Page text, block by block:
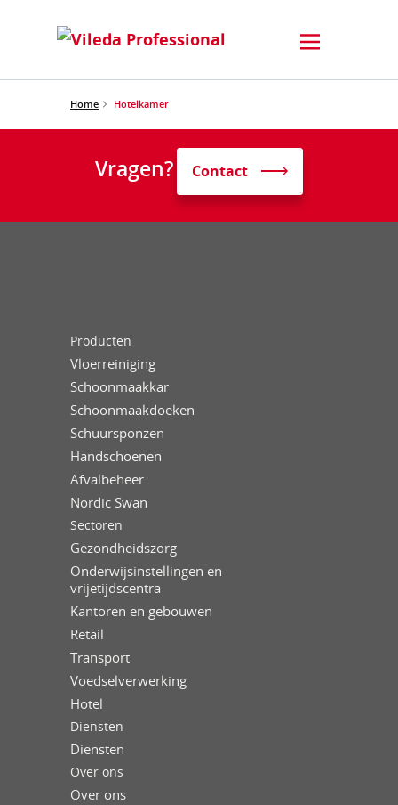
Home Hotelkamer
Vragen? Contact
Producten
Vloerreiniging
Schoonmaakkar
Schoonmaakdoeken
Schuursponzen
Handschoenen
Afvalbeheer
Nordic Swan
Sectoren
Gezondheidszorg
Onderwijsinstellingen en
vrijetijdscentra
Kantoren en gebouwen
Retail
Transport
Voedselverwerking
Hotel
Diensten
Diensten
Over ons
Over ons